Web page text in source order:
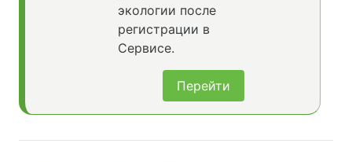
экологии после
регистрации в
Сервисе.
Перейти